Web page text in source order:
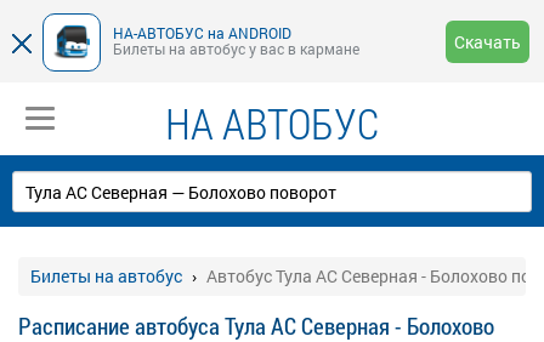
НА-АВТОБУС на ANDROID
Билеты на автобус у вас в кармане
Скачать
НА АВТОБУС
Билеты на автобус Автобус Тула АС Северная - Болохово
Расписание автобуса Тула АС Северная - Болохово